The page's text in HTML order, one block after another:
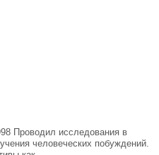
Проводил исследования в
человеческих побуждений.